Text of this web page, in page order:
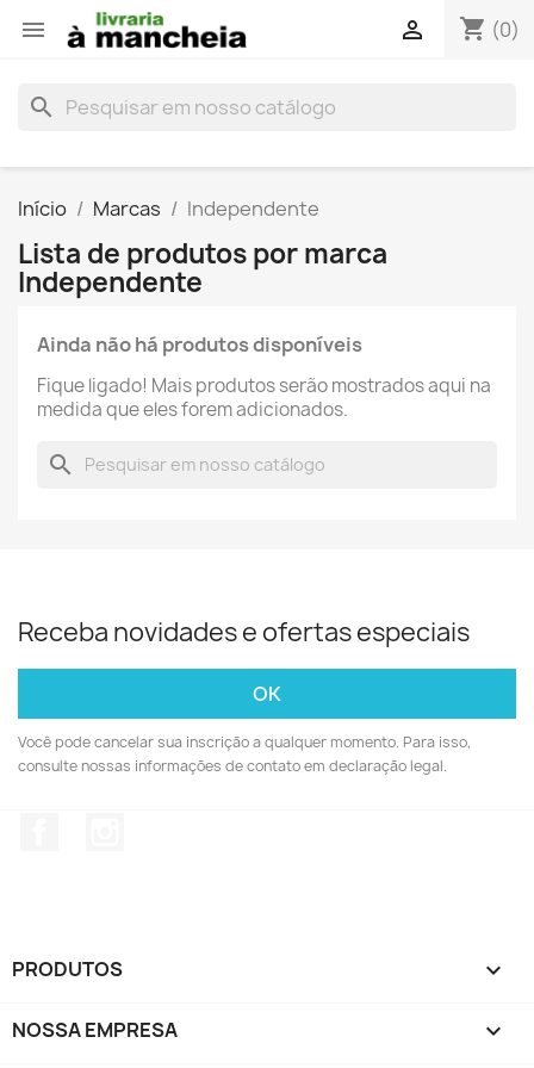
 shopping_cart (0)

search
Início Marcas Independente
Lista de produtos por marca
Independente
Ainda não há produtos disponíveis
Fique ligado! Mais produtos serão mostrados aqui na
medida que eles forem adicionados.
search
Receba novidades e ofertas especiais
Você pode cancelar sua inscrição a qualquer momento. Para isso,
consulte nossas informações de contato em declaração legal.
PRODUTOS 
NOSSA EMPRESA 